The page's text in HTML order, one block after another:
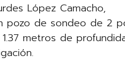
López Camacho,
pozo de sondeo de 2
metros de